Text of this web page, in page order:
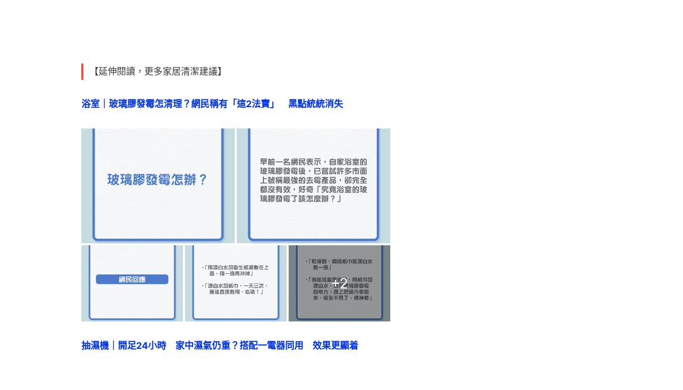
【延伸閱讀，更多家居清潔建議】
浴室｜玻璃膠發霉怎清理？網民稱有「這2法寶」　黑點統統消失
+2
抽濕機｜開足24小時　家中濕氣仍重？搭配一電器同用　效果更顯着